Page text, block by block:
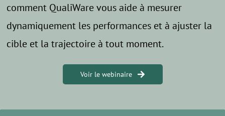
comment QualiWare vous aide à mesurer
dynamiquement les performances et à ajuster la
cible et la trajectoire à tout moment.
Voir le webinaire